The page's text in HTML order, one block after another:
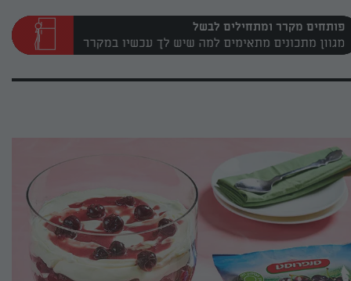
פותחים מקרר ומתחילים לבשל